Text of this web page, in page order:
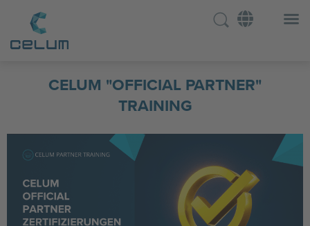
CELUM "OFFICIAL PARTNER"
TRAINING